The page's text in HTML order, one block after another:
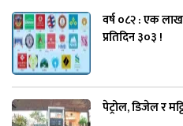
वर्ष ०८२ : एक
प्रतिदिन ३०३ !
पेट्रोल, डिजेल र